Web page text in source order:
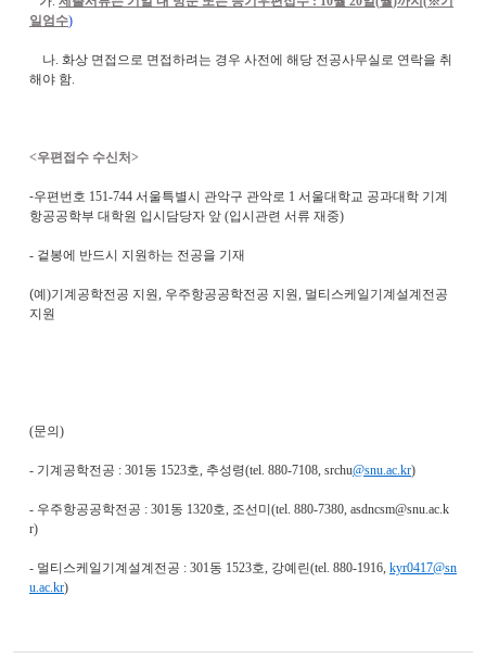
일엄수)
나. 화상 면접으로 면접하려는 경우 사전에 해당 전공사무실로 연락을 취
해야 함.
<우편접수 수신처>
-우편번호 151-744 서울특별시 관악구 관악로 1 서울대학교 공과대학 기계
항공공학부 대학원 입시담당자 앞 (입시관련 서류 재중)
- 겉봉에 반드시 지원하는 전공을 기재
(예 )기계공학전공 지원, 우주항공공학전공 지원, 멀티스케일기계설계전공
지원
(문의 )
- 기계공학전공 : 301동 1523호, 추성령(tel. 880-7108, srchu@snu.ac.kr)
- 우주항공공학전공 : 301동 1320호, 조선미 (tel. 880-7380, asdncsm@snu.ac.k
r)
- 멀티스케일기계설계전공 : 301동 1523호, 강예린(tel. 880-1916, kyr0417@sn
u.ac.kr)